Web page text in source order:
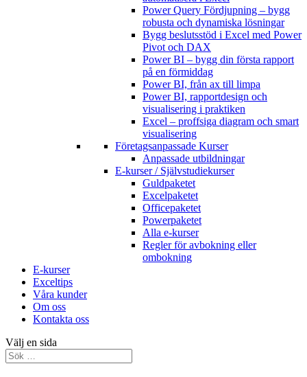
Power Query Fördjupning – bygg
robusta och dynamiska lösningar
Bygg beslutsstöd i Excel med Power
Pivot och DAX
Power BI – bygg din första rapport
på en förmiddag
Power BI, från ax till limpa
Power BI, rapportdesign och
visualisering i praktiken
Excel – proffsiga diagram och smart
visualisering
Företagsanpassade Kurser
Anpassade utbildningar
E-kurser / Självstudiekurser
Guldpaketet
Excelpaketet
Officepaketet
Powerpaketet
Alla e-kurser
Regler för avbokning eller
ombokning
E-kurser
Exceltips
Våra kunder
Om oss
Kontakta oss
Välj en sida